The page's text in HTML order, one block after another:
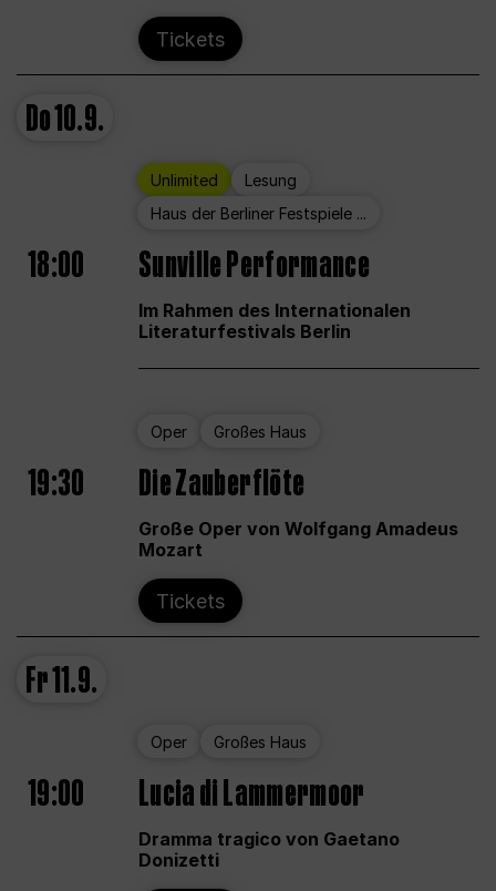
Tickets
Do10.9.
Unlimited
Lesung
Haus der Berliner Festspiele ...
18:00 Sunville Performance
Im Rahmen des Internationalen
Literaturfestivals Berlin
Oper Großes Haus
19:30 Die Zauberflöte
Große Oper von Wolfgang Amadeus
Mozart
Tickets
Fr11.9.
Oper Großes Haus
19:00 Lucia di Lammermoor
Dramma tragico von Gaetano
Donizetti